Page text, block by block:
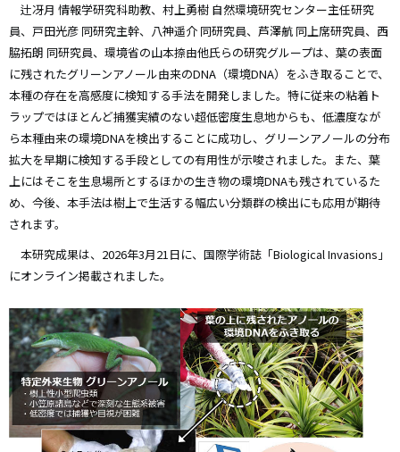
辻冴月 情報学研究科助教、村上勇樹 自然環境研究センター主任研究
員、戸田光彦 同研究主幹、八神遥介 同研究員、芦澤航 同上席研究員、西
脇拓朗 同研究員、環境省の山本捺由他氏らの研究グループは、葉の表面
に残されたグリーンアノール由来のDNA（環境DNA）をふき取ることで、
本種の存在を高感度に検知する手法を開発しました。特に従来の粘着ト
ラップではほとんど捕獲実績のない超低密度生息地からも、低濃度なが
ら本種由来の環境DNAを検出することに成功し、グリーンアノールの分布
拡大を早期に検知する手段としての有用性が示唆されました。また、葉
上にはそこを生息場所とするほかの生き物の環境DNAも残されているた
め、今後、本手法は樹上で生活する幅広い分類群の検出にも応用が期待
されます。
本研究成果は、2026年3月21日に、国際学術誌「Biological Invasions」
にオンライン掲載されました。
画
像